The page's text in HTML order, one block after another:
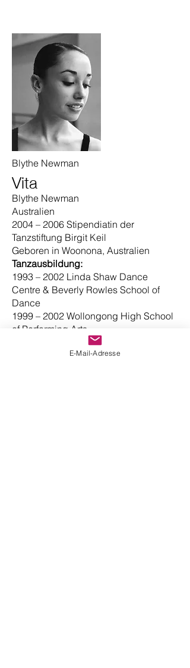
Blythe Newman
Vita
Blythe Newman
Australien
2004 – 2006 Stipendiatin der
Tanzstiftung Birgit Keil
Geboren in Woonona, Australien
Tanzausbildung:
1993 – 2002 Linda Shaw Dance
Centre & Beverly Rowles School of
Dance
1999 – 2002 Wollongong High School
of Performing Arts
2002 Dance World 301
2003 Australian International School of
E-Mail-Adresse